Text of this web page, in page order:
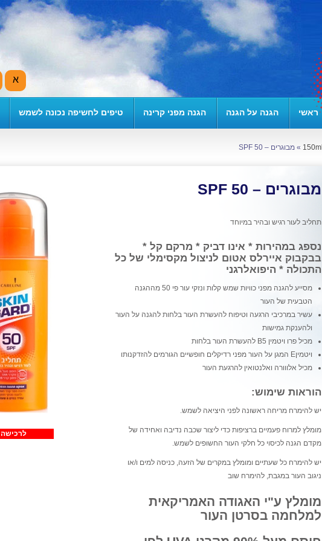
א
ראשי הגנה על הגנה הגנה מפני קרינה טיפים לחשיפה נכונה לשמש
» מבוגרים – SPF 50
מבוגרים – SPF 50
תחליב לעור רגיש ובהיר במיוחד
נספג במהירות * אינו דביק * מרקם קל *
בבקבוק איירלס אטום לניצול מקסימלי של כל
התכולה * היפואלרגני
מסייע להגנה מפני כוויות שמש קלות ונזקי עור פי 50 מההגנה
הטבעית של העור
עשיר במרכיבי הרגעה וטיפוח להעשרת העור בלחות להגנה על העור
ולהענקת גמישות
מכיל פרו ויטמין B5 להעשרת העור בלחות
ויטמיןE המגן על העור מפני רדיקלים חופשיים הגורמים להזדקנותו
מכיל אלווורה ואלנטואין להרגעת העור
הוראות שימוש:
יש להימרח מריחה ראשונה לפני היציאה לשמש.
מומלץ למרוח פעמיים ברציפות כדי ליצור שכבה נדיבה ואחידה של
מקדם הגנה לכיסוי כל חלקי העור החשופים לשמש.
יש להימרח כל שעתיים ומומלץ במקרים של הזעה, כניסה למים ו/או
ניגוב העור במגבת, להימרח שוב
מומלץ ע"י האגודה האמריקאית
למלחמה בסרטן העור
לרכישה